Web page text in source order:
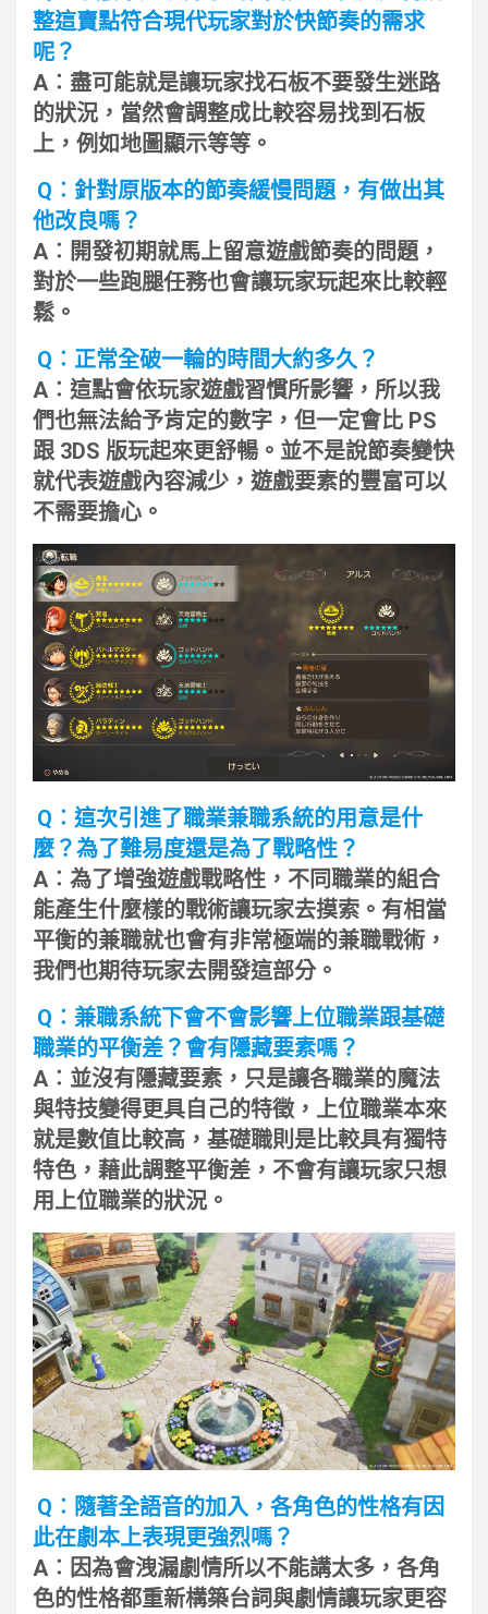
整這賣點符合現代玩家對於快節奏的需求
呢？
A︰盡可能就是讓玩家找石板不要發生迷路
的狀況，當然會調整成比較容易找到石板
上，例如地圖顯示等等。
Q︰針對原版本的節奏緩慢問題，有做出其
他改良嗎？
A︰開發初期就馬上留意遊戲節奏的問題，
對於一些跑腿任務也會讓玩家玩起來比較輕
鬆。
Q︰正常全破一輪的時間大約多久？
A︰這點會依玩家遊戲習慣所影響，所以我
們也無法給予肯定的數字，但一定會比 PS
跟 3DS 版玩起來更舒暢。並不是說節奏變快
就代表遊戲內容減少，遊戲要素的豐富可以
不需要擔心。
Q︰這次引進了職業兼職系統的用意是什
麼？為了難易度還是為了戰略性？
A︰為了增強遊戲戰略性，不同職業的組合
能產生什麼樣的戰術讓玩家去摸索。有相當
平衡的兼職就也會有非常極端的兼職戰術，
我們也期待玩家去開發這部分。
Q︰兼職系統下會不會影響上位職業跟基礎
職業的平衡差？會有隱藏要素嗎？
A︰並沒有隱藏要素，只是讓各職業的魔法
與特技變得更具自己的特徵，上位職業本來
就是數值比較高，基礎職則是比較具有獨特
特色，藉此調整平衡差，不會有讓玩家只想
用上位職業的狀況。
Q︰隨著全語音的加入，各角色的性格有因
此在劇本上表現更強烈嗎？
A︰因為會洩漏劇情所以不能講太多，各角
色的性格都重新構築台詞與劇情讓玩家更容